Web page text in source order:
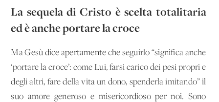
La sequela di Cristo è scelta totalitaria
ed è anche portare la croce
Ma Gesù dice apertamente che seguirlo “significa anche
‘portare la croce’: come Lui, farsi carico dei pesi propri e
degli altri, fare della vita un dono, spenderla imitando” il
suo amore generoso e misericordioso per noi. Sono